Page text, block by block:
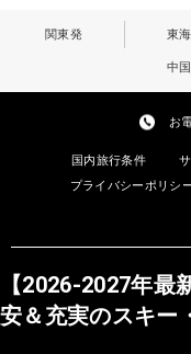
関東発 東
中
お
国内旅行条件
プライバシーポリシ
【2026-2027年
安＆充実のスキー